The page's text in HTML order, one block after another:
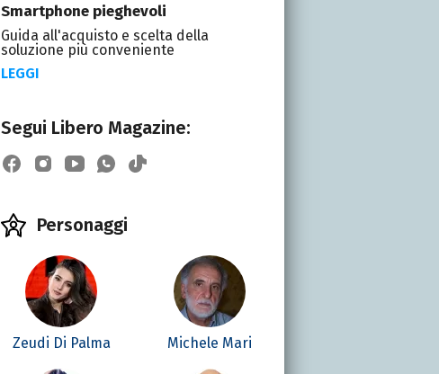
Smartphone pieghevoli
Guida all'acquisto e scelta della
soluzione più conveniente
LEGGI
Segui Libero Magazine:
Personaggi
Zeudi Di Palma Michele Mari